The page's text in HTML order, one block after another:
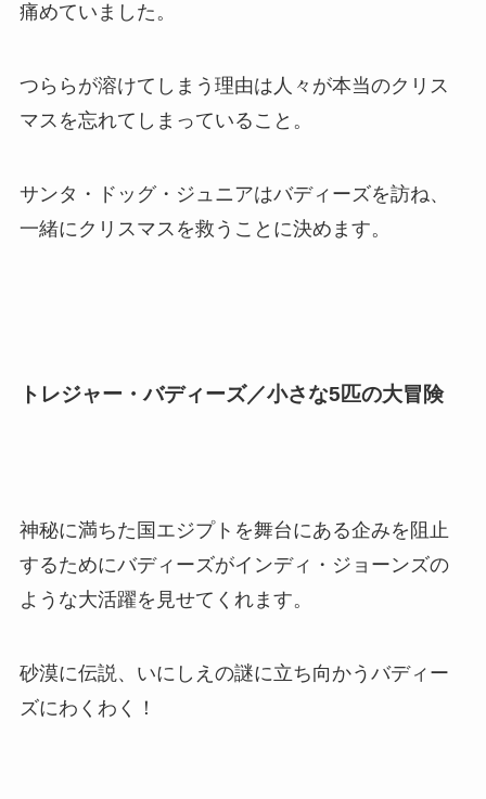
痛めていました。
つららが溶けてしまう理由は人々が本当のクリス
マスを忘れてしまっていること。
サンタ・ドッグ・ジュニアはバディーズを訪ね、
一緒にクリスマスを救うことに決めます。
トレジャー・バディーズ／小さな5匹の大冒険
神秘に満ちた国エジプトを舞台にある企みを阻止
するためにバディーズがインディ・ジョーンズの
ような大活躍を見せてくれます。
砂漠に伝説、いにしえの謎に立ち向かうバディー
ズにわくわく！